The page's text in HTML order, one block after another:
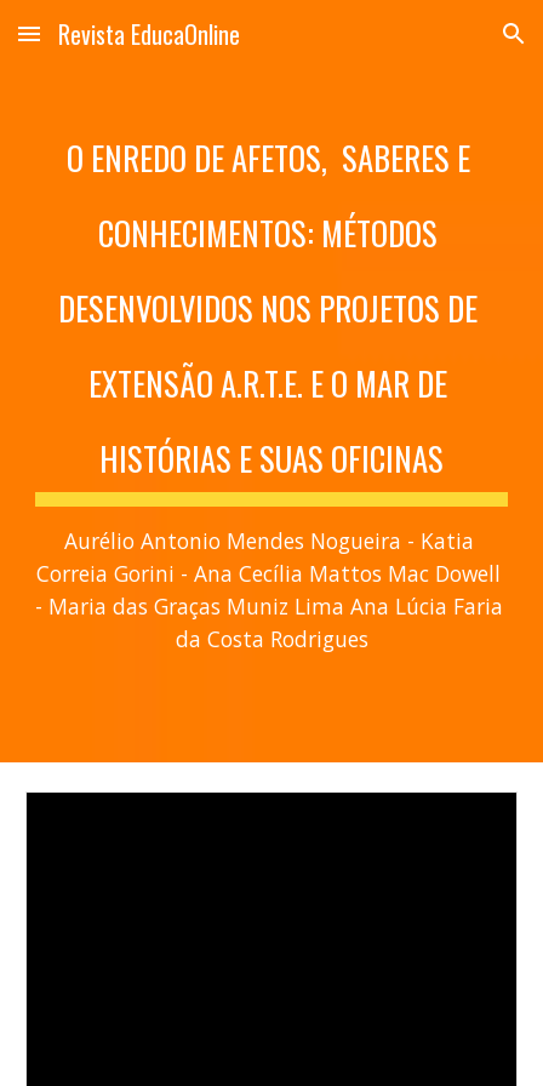
Skip to main content Skip to navigation
Revista EducaOnline
O ENREDO DE AFETOS, SABERES E
CONHECIMENTOS: MÉTODOS
DESENVOLVIDOS NOS PROJETOS DE
EXTENSÃO A.R.T.E. E O MAR DE
HISTÓRIAS E SUAS OFICINAS
Aurélio Antonio Mendes Nogueira - Katia
Correia Gorini - Ana Cecília Mattos Mac Dowell
- Maria das Graças Muniz Lima Ana Lúcia Faria
da Costa Rodrigues